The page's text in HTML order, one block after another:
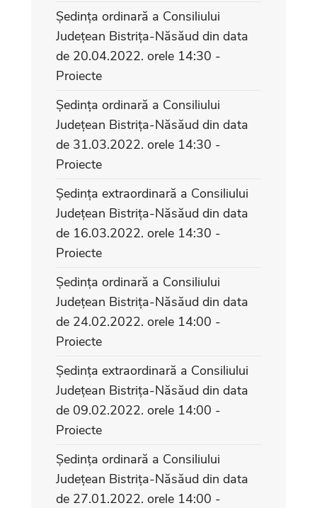
Ședința ordinară a Consiliului
Județean Bistrița-Năsăud din data
de 20.04.2022. orele 14:30 -
Proiecte
Ședința ordinară a Consiliului
Județean Bistrița-Năsăud din data
de 31.03.2022. orele 14:30 -
Proiecte
Ședința extraordinară a Consiliului
Județean Bistrița-Năsăud din data
de 16.03.2022. orele 14:30 -
Proiecte
Ședința ordinară a Consiliului
Județean Bistrița-Năsăud din data
de 24.02.2022. orele 14:00 -
Proiecte
Ședința extraordinară a Consiliului
Județean Bistrița-Năsăud din data
de 09.02.2022. orele 14:00 -
Proiecte
Ședința ordinară a Consiliului
Județean Bistrița-Năsăud din data
de 27.01.2022. orele 14:00 -